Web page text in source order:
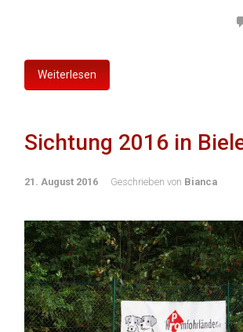
Weiterlesen
Sichtung 2016 in
21. August 2016 Geschrieben von Bianca